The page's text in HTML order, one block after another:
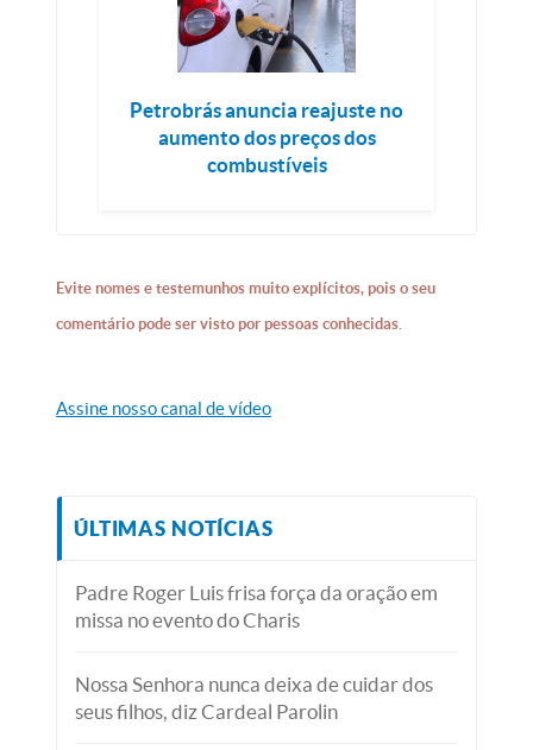
Petrobrás anuncia reajuste no
aumento dos preços dos
combustíveis
Evite nomes e testemunhos muito explícitos, pois o seu
comentário pode ser visto por pessoas conhecidas.
Assine nosso canal de vídeo
ÚLTIMAS NOTÍCIAS
Padre Roger Luis frisa força da oração em
missa no evento do Charis
Nossa Senhora nunca deixa de cuidar dos
seus filhos, diz Cardeal Parolin